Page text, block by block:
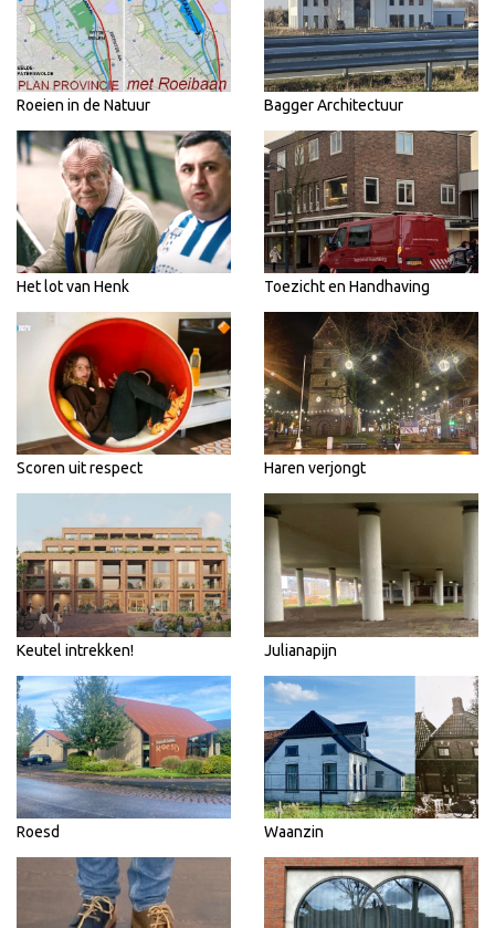
Roeien in de Natuur Bagger Architectuur
Het lot van Henk Toezicht en Handhaving
Scoren uit respect Haren verjongt
Keutel intrekken! Julianapijn
Roesd Waanzin